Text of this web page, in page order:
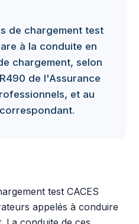
de chargement test
à la conduite en
chargement, selon
de l'Assurance
et au
test CACES
appelés à conduire